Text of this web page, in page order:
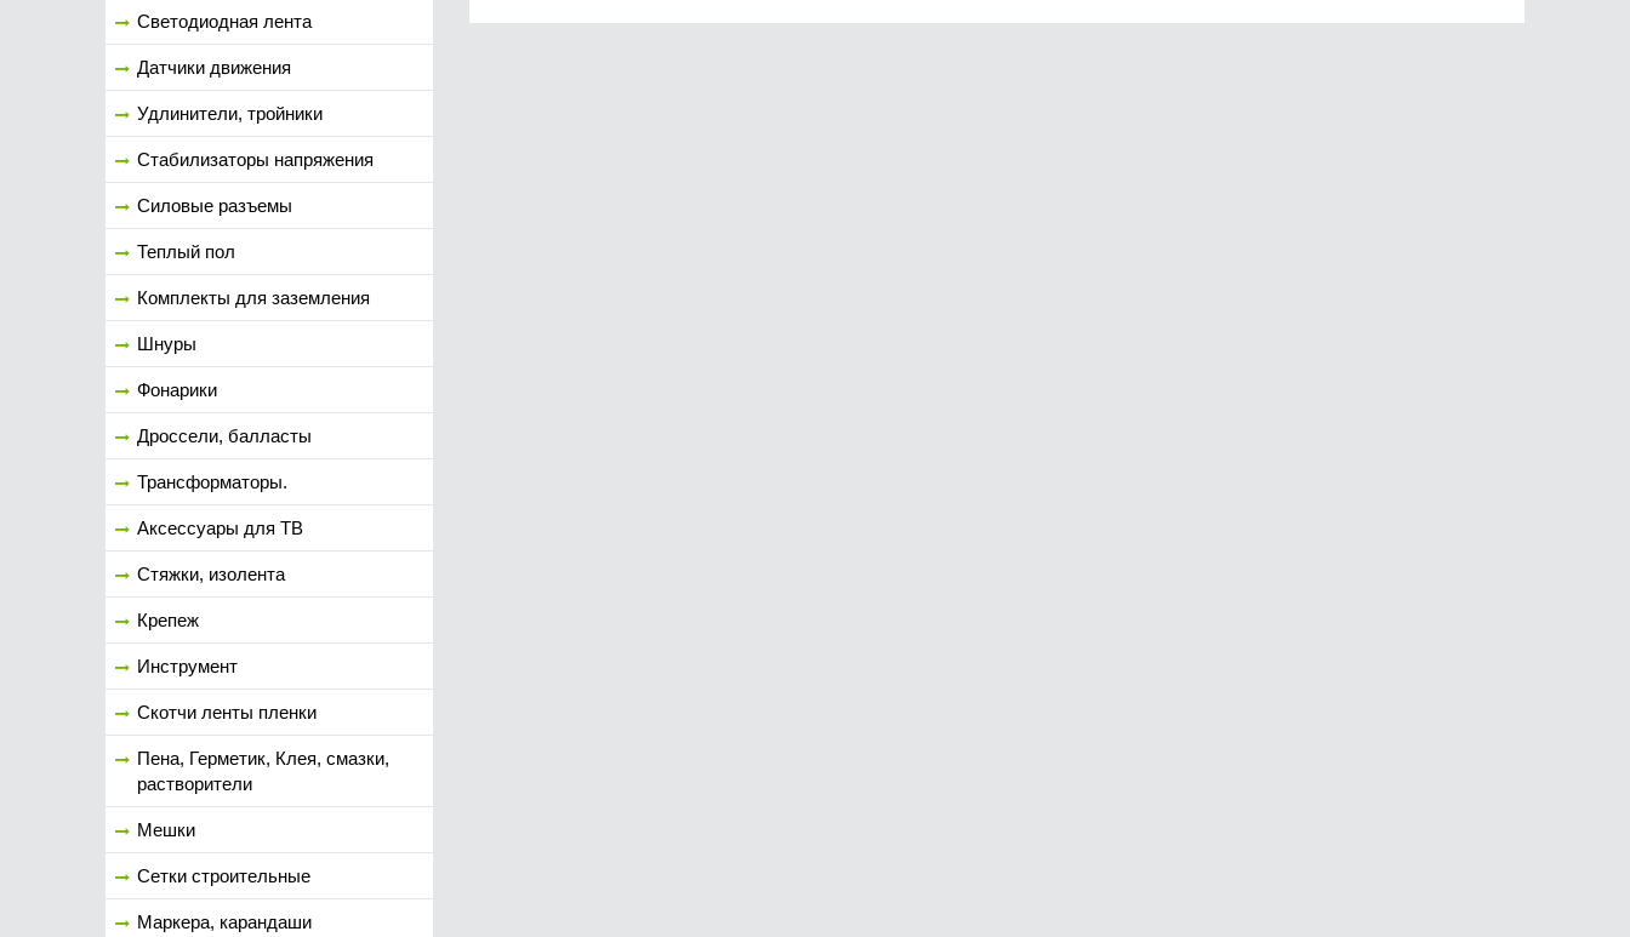
Светодиодная лента
Датчики движения
Удлинители, тройники
Стабилизаторы напряжения
Силовые разъемы
Теплый пол
Комплекты для заземления
Шнуры
Фонарики
Дроссели, балласты
Трансформаторы.
Аксессуары для ТВ
Стяжки, изолента
Крепеж
Инструмент
Скотчи ленты пленки
Пена, Герметик, Клея, смазки,
растворители
Мешки
Сетки строительные
Маркера, карандаши